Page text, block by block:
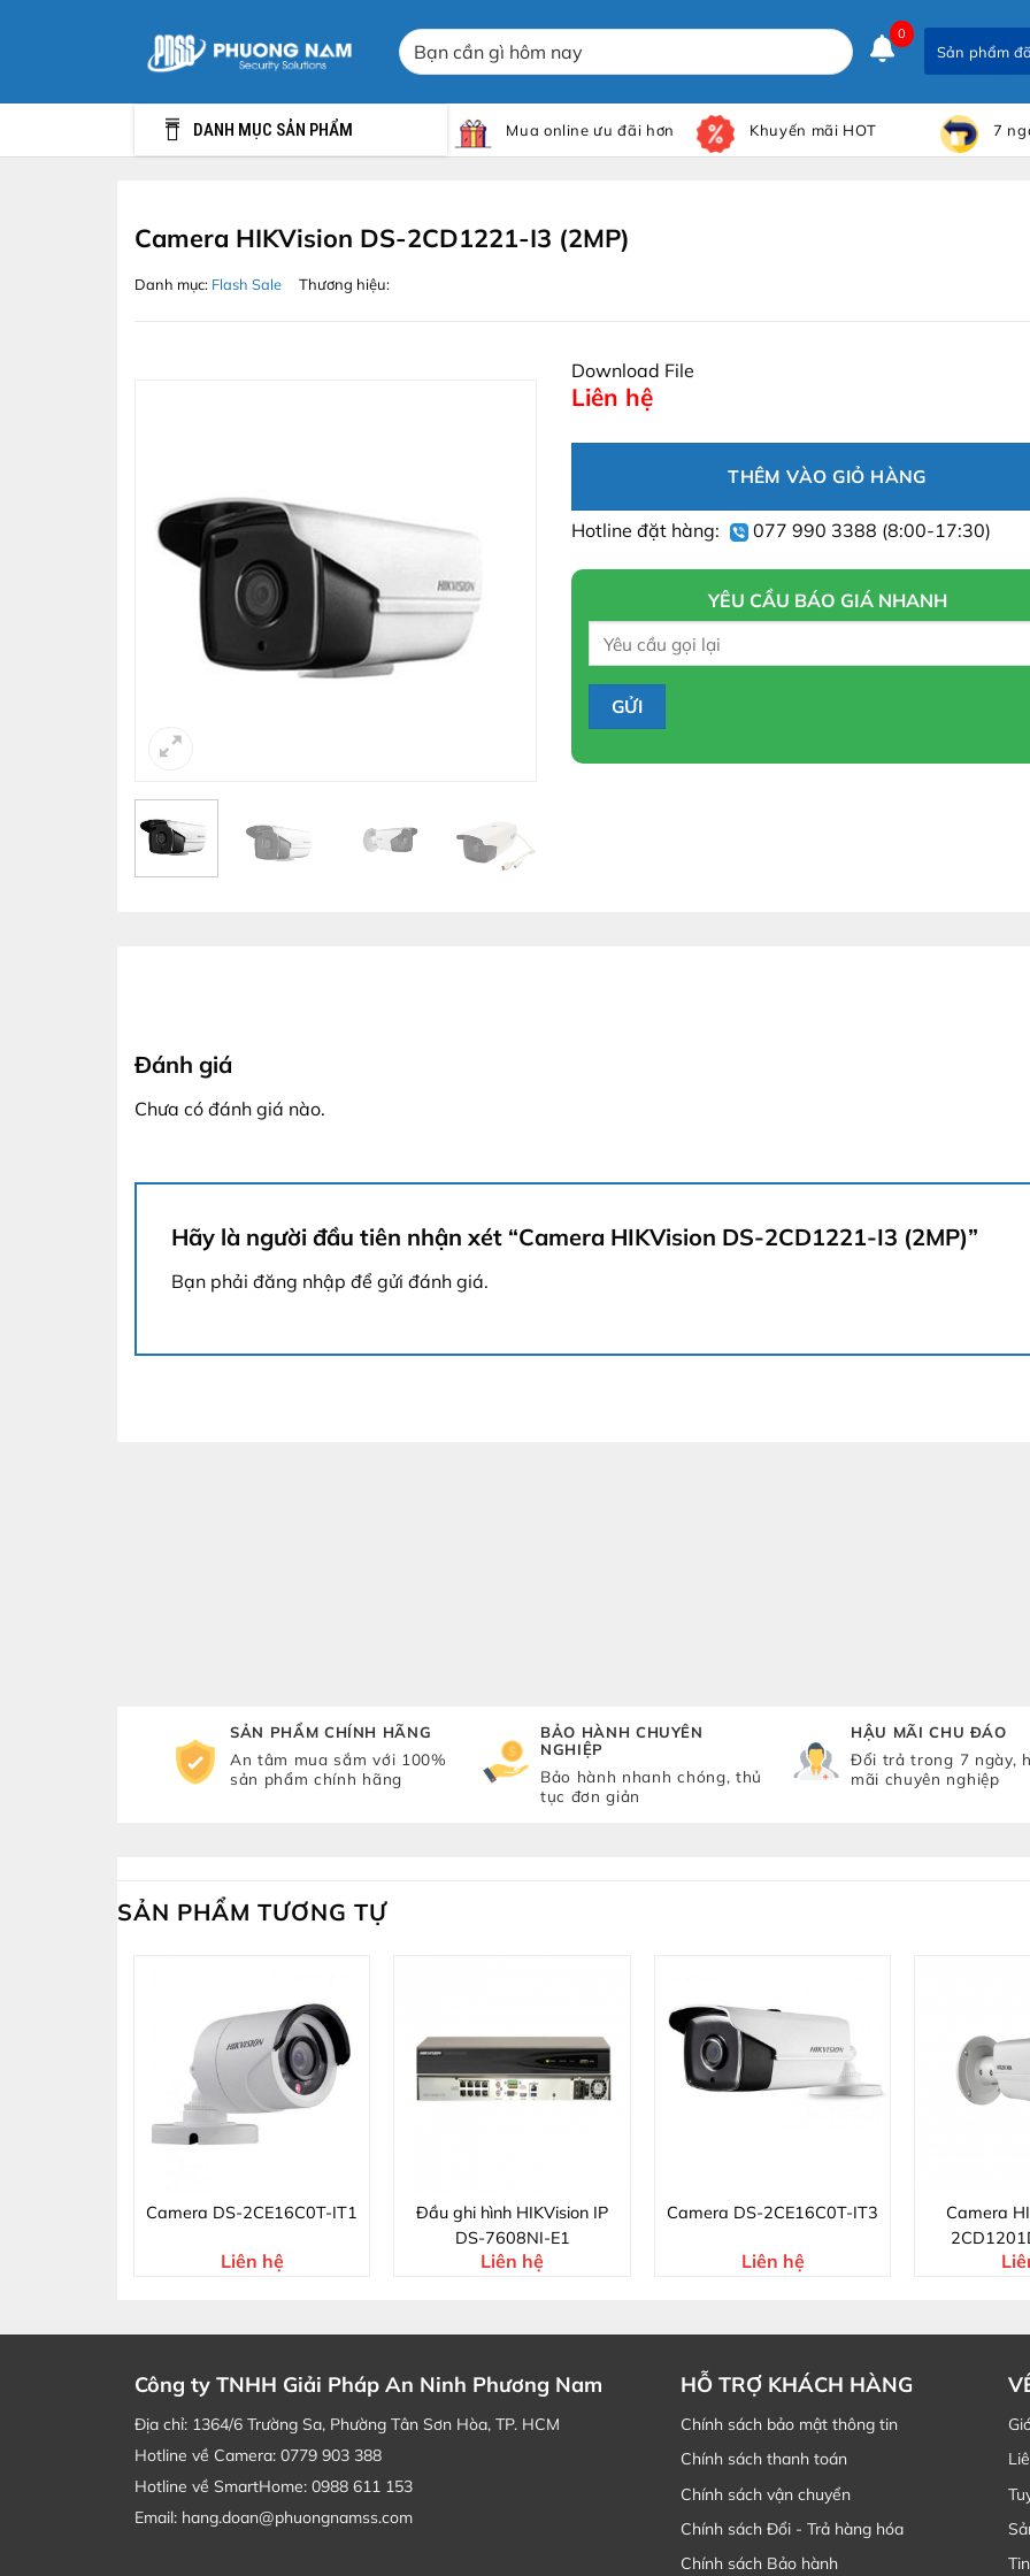
dung
Tìm
kiếm:
0
Sản phẩm
DANH MỤC SẢN PHẨM Mua online ưu đãi hơn Khuyến mãi HOT 7
Camera HIKVision DS-2CD1221-I3 (2MP)
Danh mục: Flash Sale Thương hiệu:
Download File
Liên hệ
THÊM VÀO GIỎ HÀNG
Hotline đặt hàng: 077 990 3388 (8:00-17:30)
YÊU CẦU BÁO GIÁ NHANH
Đánh giá
Chưa có đánh giá nào.
Hãy là người đầu tiên nhận xét “Camera HIKVision DS-2CD1221-I3 (2MP)”
Bạn phải đăng nhập để gửi đánh giá.
SẢN PHẨM CHÍNH HÃNG
An tâm mua sắm với 100%
sản phẩm chính hãng
BẢO HÀNH CHUYÊN
NGHIỆP
Bảo hành nhanh chóng, thủ
tục đơn giản
HẬU MÃI CHU ĐÁO
Đổi trả trong 7 ngày,
mãi chuyên nghiệp
SẢN PHẨM TƯƠNG TỰ
Camera DS-2CE16C0T-IT1
Liên hệ
Đầu ghi hình HIKVision IP
DS-7608NI-E1
Liên hệ
Camera DS-2CE16C0T-IT3
Liên hệ
Camera
Công ty TNHH Giải Pháp An Ninh Phương Nam
Địa chỉ: 1364/6 Trường Sa, Phường Tân Sơn Hòa, TP. HCM
Hotline về Camera: 0779 903 388
Hotline về SmartHome: 0988 611 153
Email: hang.doan@phuongnamss.com
HỖ TRỢ KHÁCH HÀNG
Chính sách bảo mật thông tin
Chính sách thanh toán
Chính sách vận chuyển
Chính sách Đổi - Trả hàng hóa
Chính sách Bảo hành